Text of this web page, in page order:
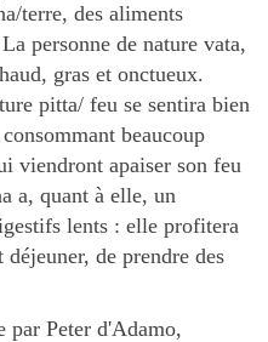
terre, des aliments
personne de nature vata,
gras et onctueux.
pitta/ feu se sentira bien
beaucoup
viendront apaiser son feu
a, quant à elle, un
lents : elle profitera
de prendre des
par Peter d'Adamo,